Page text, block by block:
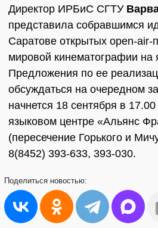
Директор ИРБиС СГТУ
представила собравшимся
Саратове открытых open-air-
мировой кинематографии на
Предложения по ее
обсуждаться на очередном
начнется 18 сентября в
языковом центре «Альянс
(пересечение Горького и
8(8452) 393-633, 393-030.
Поделиться новостью: